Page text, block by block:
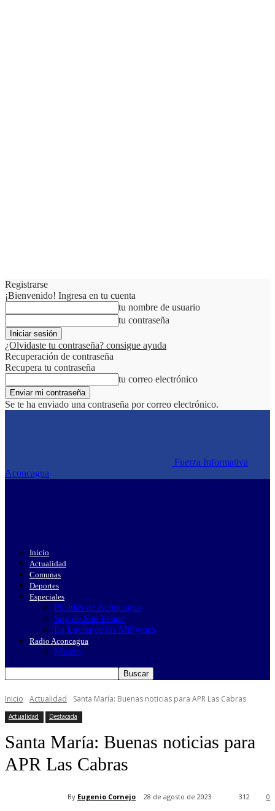
Registrarse
¡Bienvenido! Ingresa en tu cuenta
tu nombre de usuario
tu contraseña
¿Olvidaste tu contraseña? consigue ayuda
Recuperación de contraseña
Recupera tu contraseña
tu correo electrónico
Se te ha enviado una contraseña por correo electrónico.
Fuerza Informativa
Aconcagua
Inicio
Actualidad
Comunas
Deportes
Especiales
Picadas de Aconcagua
Soy de San Felipe
La Lucha de las MiPymes
Radio Aconcagua
Misión
Inicio Actualidad Santa María: Buenas noticias para APR Las Cabras
Actualidad Destacada
Santa María: Buenas noticias para
APR Las Cabras
By Eugenio Cornejo 28 de agosto de 2023 0
312